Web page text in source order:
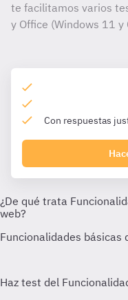
te facilitamos varios
y Office (Windows 11 y
Con respuestas